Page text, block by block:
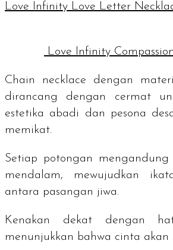
Love Infinity Love Letter
Love Infinity
Chain necklace dengan
dirancang dengan cermat
estetika abadi dan pesona
memikat.
Setiap potongan mengandung
mendalam, mewujudkan
antara pasangan jiwa.
Kenakan dekat dengan
menunjukkan bahwa cinta akan